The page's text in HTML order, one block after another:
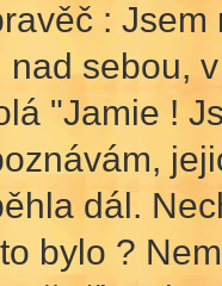
:
nad sebou,
"Jamie !
dál.
bylo ?